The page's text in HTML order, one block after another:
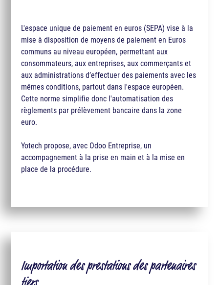
L'espace unique de paiement en euros (SEPA) vise à la
mise à disposition de moyens de paiement en Euros
communs au niveau européen, permettant aux
consommateurs, aux entreprises, aux commerçants et
aux administrations d’effectuer des paiements avec les
mêmes conditions, partout dans l'espace européen.
Cette norme simplifie donc l'automatisation des
règlements par prélèvement bancaire dans la zone
euro.
Yotech propose, avec Odoo​ Entreprise, un
accompagnement à la prise en main et à la mise en
place de la procédure.
Importation des prestations des partenaires